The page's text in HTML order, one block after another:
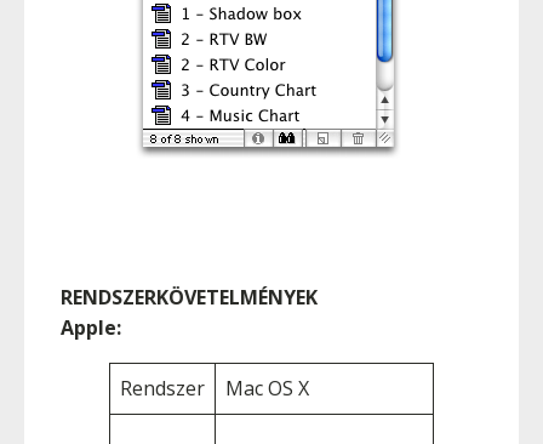
RENDSZERKÖVETELMÉNYEK
Apple:
Rendszer Mac OS X